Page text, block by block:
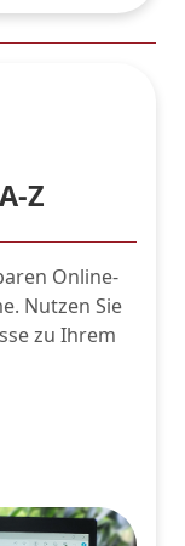
Z
Online-
Nutzen Sie
zu Ihrem